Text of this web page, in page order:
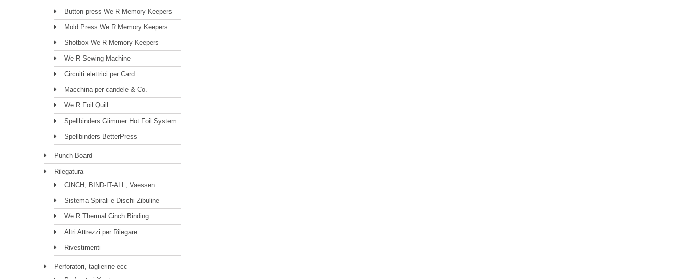
Button press We R Memory Keepers
Mold Press We R Memory Keepers
Shotbox We R Memory Keepers
We R Sewing Machine
Circuiti elettrici per Card
Macchina per candele & Co.
We R Foil Quill
Spellbinders Glimmer Hot Foil System
Spellbinders BetterPress
Punch Board
Rilegatura
CINCH, BIND-IT-ALL, Vaessen
Sistema Spirali e Dischi Zibuline
We R Thermal Cinch Binding
Altri Attrezzi per Rilegare
Rivestimenti
Perforatori, taglierine ecc